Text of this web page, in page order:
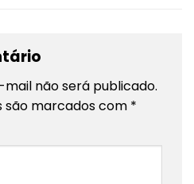
não será publicado.
são marcados com *